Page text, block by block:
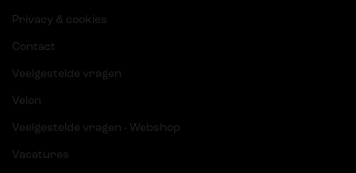
Privacy & cookies
Contact
Veelgestelde vragen
Velon
Veelgestelde vragen - Webshop
Vacatures